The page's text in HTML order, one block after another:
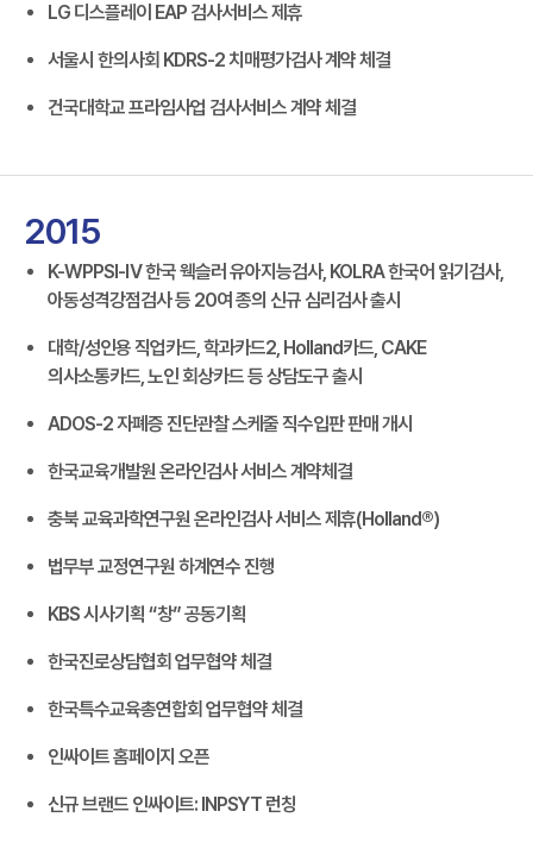
LG 디스플레이 EAP 검사서비스 제휴
서울시 한의사회 KDRS-2 치매평가검사 계약 체결
건국대학교 프라임사업 검사서비스 계약 체결
2015
K-WPPSI-Ⅳ 한국 웩슬러 유아지능검사, KOLRA 한국어 읽기검사,
아동성격강점검사 등 20여 종의 신규 심리검사 출시
대학/성인용 직업카드, 학과카드2, Holland카드, CAKE
의사소통카드, 노인 회상카드 등 상담도구 출시
ADOS-2 자폐증 진단관찰 스케줄 직수입판 판매 개시
한국교육개발원 온라인검사 서비스 계약체결
충북 교육과학연구원 온라인검사 서비스 제휴(Holland®)
법무부 교정연구원 하계연수 진행
KBS 시사기획 “창” 공동기획
한국진로상담협회 업무협약 체결
한국특수교육총연합회 업무협약 체결
인싸이트 홈페이지 오픈
신규 브랜드 인싸이트: INPSYT 런칭